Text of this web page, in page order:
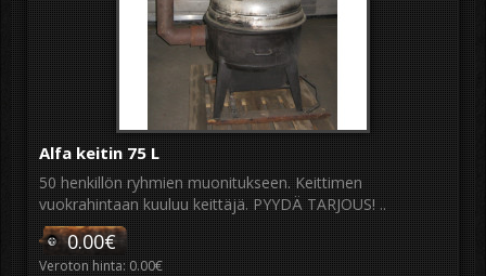
Alfa keitin 75 L
50 henkillön ryhmien muonitukseen. Keittimen
vuokrahintaan kuuluu keittäjä. PYYDÄ TARJOUS! ..
0.00€
Veroton hinta: 0.00€